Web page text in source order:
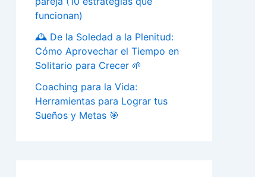
funcionan)
🕰️ De la Soledad a la Plenitud:
Cómo Aprovechar el Tiempo en
Solitario para Crecer 🌱
Coaching para la Vida:
Herramientas para Lograr tus
Sueños y Metas 🎯